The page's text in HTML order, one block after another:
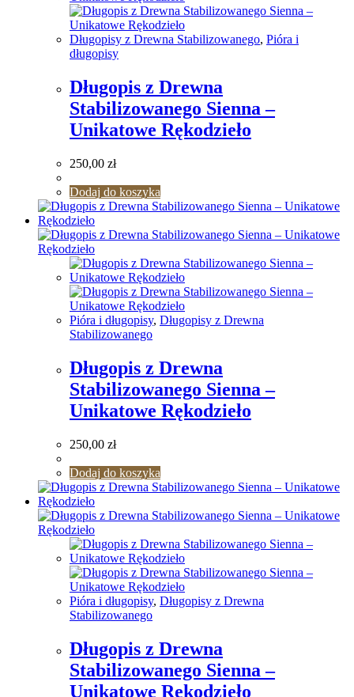
Długopisy z Drewna Stabilizowanego, Pióra i
długopisy
Długopis z Drewna
Stabilizowanego Sienna –
Unikatowe Rękodzieło
250,00 zł
Dodaj do koszyka
Pióra i długopisy, Długopisy z Drewna
Stabilizowanego
Długopis z Drewna
Stabilizowanego Sienna –
Unikatowe Rękodzieło
250,00 zł
Dodaj do koszyka
Pióra i długopisy, Długopisy z Drewna
Stabilizowanego
Długopis z Drewna
Stabilizowanego Sienna –
Unikatowe Rękodzieło